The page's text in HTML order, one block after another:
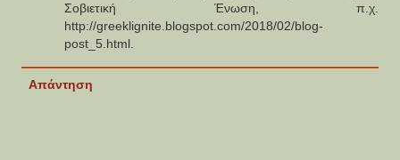
Σοβιετική Ένωση, π.χ.
http://greeklignite.blogspot.com/2018/02/blog-
post_5.html.
Απάντηση